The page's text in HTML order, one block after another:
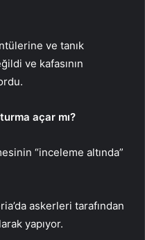
ve tanık
ve kafasının
açar mı?
“inceleme altında”
askerleri tarafından
yapıyor.